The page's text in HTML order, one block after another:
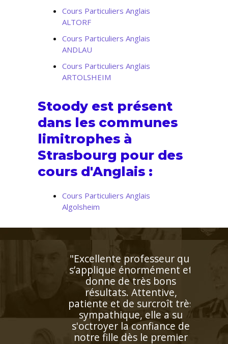
Cours Particuliers Anglais
ALTORF
Cours Particuliers Anglais
ANDLAU
Cours Particuliers Anglais
ARTOLSHEIM
Stoody est présent
dans les communes
limitrophes à
Strasbourg pour des
cours d'Anglais :
Cours Particuliers Anglais
Algolsheim
"Enseignant de très grande
qualité connaissant
parfaitement l'espagnol
puisqu'il s'agit de sa langue
natale. Très doué pour
enseigner, il prépare
excellemment ses cours.
Bref un modèle"